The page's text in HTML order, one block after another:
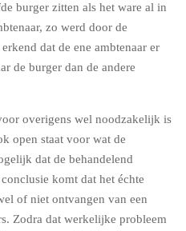
burger zitten als het ware al in
zo werd door de
dat de ene ambtenaar er
de burger dan de andere
overigens wel noodzakelijk is
open staat voor wat de
dat de behandelend
komt dat het échte
of niet ontvangen van een
Zodra dat werkelijke probleem